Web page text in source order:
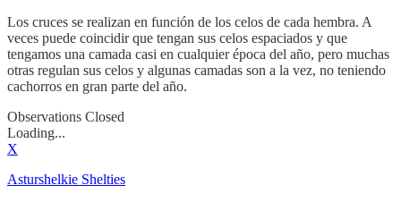
Los cruces se realizan en función de los celos de cada hembra. A
veces puede coincidir que tengan sus celos espaciados y que
tengamos una camada casi en cualquier época del año, pero muchas
otras regulan sus celos y algunas camadas son a la vez, no teniendo
cachorros en gran parte del año.
Observations Closed
Loading...
X
Asturshelkie Shelties